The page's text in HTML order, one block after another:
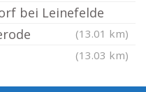
bei Leinefelde
(13.01 km)
(13.03 km)